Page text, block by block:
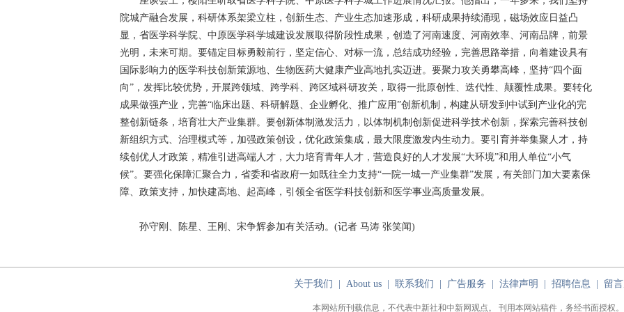
院城产融合发展，科研体系架梁立柱，创新生态、产业生态加速形成，科研成果持续涌现，磁场效应日益凸
显，省医学科学院、中原医学科学城建设发展取得阶段性成果，创造了河南速度、河南效率、河南品牌，前景
光明，未来可期。要锚定目标勇毅前行，坚定信心、对标一流，总结成功经验，完善思路举措，向着建设具有
国际影响力的医学科技创新策源地、生物医药大健康产业高地扎实迈进。要聚力攻关勇攀高峰，坚持“四个面
向”，发挥比较优势，开展跨领域、跨学科、跨区域科研攻关，取得一批原创性、迭代性、颠覆性成果。要转化
成果做强产业，完善“临床出题、科研解题、企业孵化、推广应用”创新机制，构建从研发到中试到产业化的完
整创新链条，培育壮大产业集群。要创新体制激发活力，以体制机制创新促进科学技术创新，探索完善科技创
新组织方式、治理模式等，加强政策创设，优化政策集成，最大限度激发内生动力。要引育并举集聚人才，持
续创优人才政策，精准引进高端人才，大力培育青年人才，营造良好的人才发展“大环境”和用人单位“小气
候”。要强化保障汇聚合力，省委和省政府一如既往全力支持“一院一城一产业集群”发展，有关部门加大要素保
障、政策支持，加快建高地、起高峰，引领全省医学科技创新和医学事业高质量发展。
孙守刚、陈星、王刚、宋争辉参加有关活动。(记者 马涛 张笑闻)
关于我们 About us| 联系我们 广告服务 法律声明 招聘信息 留
本网站所刊载信息，不代表中新社和中新网观点。 刊用本网站稿件，务经书面授权。